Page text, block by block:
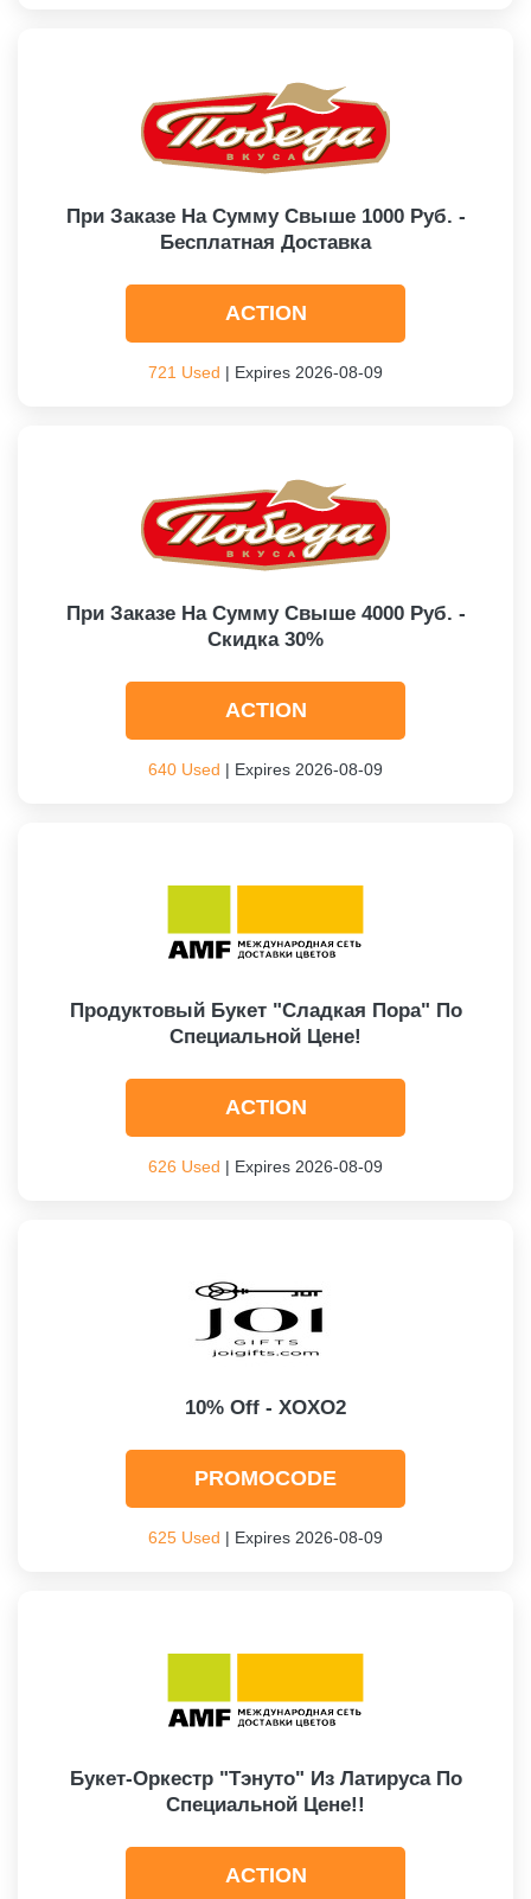
При Заказе На Сумму Свыше 1000 Руб. -
Бесплатная Доставка
ACTION
721 Used | Expires 2026-08-09
При Заказе На Сумму Свыше 4000 Руб. -
Скидка 30%
ACTION
640 Used | Expires 2026-08-09
Продуктовый Букет "Сладкая Пора" По
Специальной Цене!
ACTION
626 Used | Expires 2026-08-09
10% Off - XOXO2
PROMOCODE
625 Used | Expires 2026-08-09
Букет-Оркестр "Тэнуто" Из Латируса По
Специальной Цене!!
ACTION